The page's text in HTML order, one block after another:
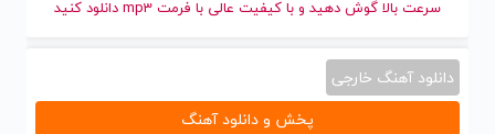
سرعت بالا گوش دهید و با کیفیت عالی با فرمت mp3 دانلود کنید
دانلود آهنگ خارجی
پخش و دانلود آهنگ